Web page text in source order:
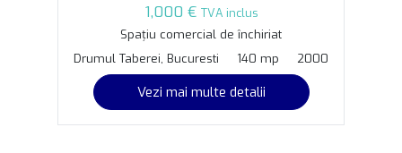
1,000 € TVA inclus
Spațiu comercial de închiriat
Drumul Taberei, Bucuresti
140 mp 2000
Vezi mai multe detalii